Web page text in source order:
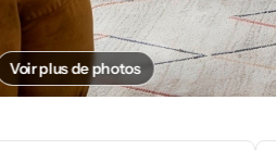
Voir plus de photos